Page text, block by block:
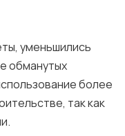
уменьшились
обманутых
более
так как